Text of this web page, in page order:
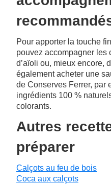
Pour apporter la touche
pouvez accompagner les
d’aïoli ou, mieux encore,
également acheter une
de Conserves Ferrer, par
ingrédients 100 %
colorants.
Autres
préparer
Calçots au feu de bois
Coca aux calçots